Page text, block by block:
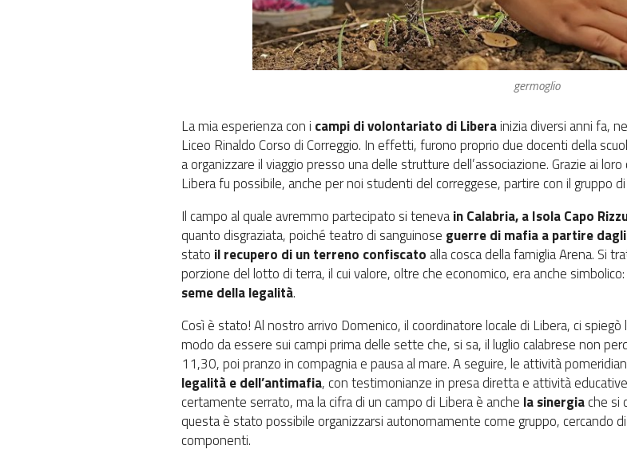
germoglio
La mia esperienza con i campi di volontariato di Liberainizia diversi anni fa,
Liceo Rinaldo Corso di Correggio. In effetti, furono proprio due docenti della
a organizzare il viaggio presso una delle strutture dell’associazione. Grazie ai
Libera fu possibile, anche per noi studenti del correggese, partire con il gruppo
Il campo al quale avremmo partecipato si tenevain Calabria, a Isola Capo
quanto disgraziata, poiché teatro di sanguinose guerre di mafia a partire
stato il recupero di un terreno confiscato alla cosca della famiglia Arena. Si
porzione del lotto di terra, il cui valore, oltre che economico, era anche
seme della legalità.
Così è stato! Al nostro arrivo Domenico, il coordinatore locale di Libera, ci
modo da essere sui campi prima delle sette che, si sa, il luglio calabrese non
11,30, poi pranzo in compagnia e pausa al mare. A seguire, le attività
legalità e dell’antimafia, con testimonianze in presa diretta e attività
certamente serrato, ma la cifra di un campo di Libera è anche la sinergiache si
questa è stato possibile organizzarsi autonomamente come gruppo, cercando
componenti.